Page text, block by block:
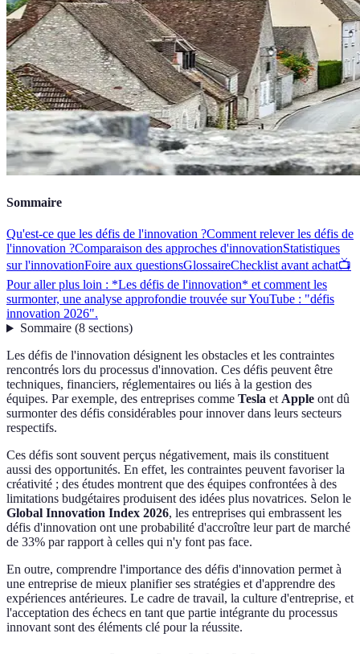
Sommaire
Qu'est-ce que les défis de l'innovation ?Comment relever les défis de
l'innovation ?Comparaison des approches d'innovationStatistiques
sur l'innovationFoire aux questionsGlossaireChecklist avant achat📺
Pour aller plus loin : *Les défis de l'innovation* et comment les
surmonter, une analyse approfondie trouvée sur YouTube : "défis
innovation 2026".
Sommaire(8 sections)
Les défis de l'innovation désignent les obstacles et les contraintes
rencontrés lors du processus d'innovation. Ces défis peuvent être
techniques, financiers, réglementaires ou liés à la gestion des
équipes. Par exemple, des entreprises comme Tesla etApple ont dû
surmonter des défis considérables pour innover dans leurs secteurs
respectifs.
Ces défis sont souvent perçus négativement, mais ils constituent
aussi des opportunités. En effet, les contraintes peuvent favoriser la
créativité ; des études montrent que des équipes confrontées à des
limitations budgétaires produisent des idées plus novatrices. Selon le
Global Innovation Index 2026, les entreprises qui embrassent les
défis d'innovation ont une probabilité d'accroître leur part de marché
de 33% par rapport à celles qui n'y font pas face.
En outre, comprendre l'importance des défis d'innovation permet à
une entreprise de mieux planifier ses stratégies et d'apprendre des
expériences antérieures. Le cadre de travail, la culture d'entreprise, et
l'acceptation des échecs en tant que partie intégrante du processus
innovant sont des éléments clé pour la réussite.